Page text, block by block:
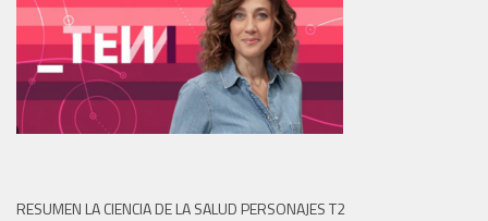
RESUMEN LA CIENCIA DE LA SALUD PERSONAJES T2